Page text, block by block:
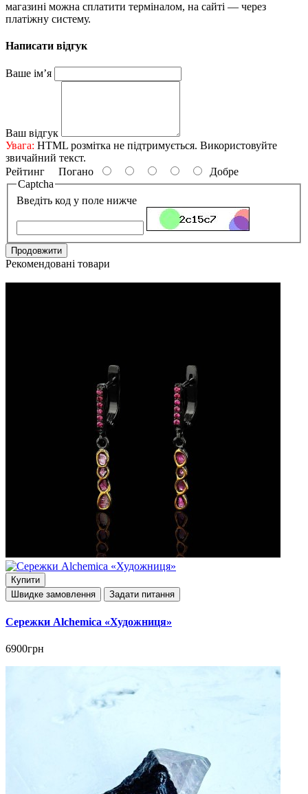
магазині можна сплатити терміналом, на сайті — через
платіжну систему.
Написати відгук
Ваше ім’я
Ваш відгук
Увага: HTML розмітка не підтримується. Використовуйте
звичайний текст.
Рейтинг Погано
Добре
Captcha
Введіть код у поле нижче
Продовжити
Рекомендовані товари
Купити
Швидке замовлення
Задати питання
Сережки Alchemica «Художниця»
6900грн